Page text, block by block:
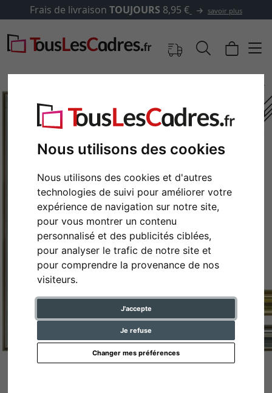
Nous utilisons des cookies
Nous utilisons des cookies et d'autres
technologies de suivi pour améliorer votre
expérience de navigation sur notre site,
pour vous montrer un contenu
personnalisé et des publicités ciblées,
pour analyser le trafic de notre site et
pour comprendre la provenance de nos
visiteurs.
J'accepte
Je refuse
Changer mes préférences
Frais de livraison TOUJOURS 8,95 € savoir plus
Retour